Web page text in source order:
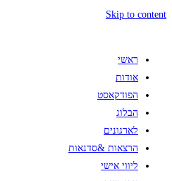
Skip to content
ראשי
אודות
הפודקאסט
הבלוג
לארגונים
הרצאות &סדנאות
ליווי אישי